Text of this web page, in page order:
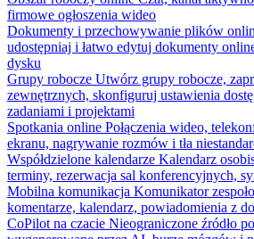
firmowe ogłoszenia wideo
Dokumenty i przechowywanie plików
udostępniaj i łatwo edytuj dokumenty
dysku
Grupy robocze Utwórz grupy robocze,
zewnętrznych, skonfiguruj ustawienia
zadaniami i projektami
Spotkania online Połączenia wideo,
ekranu, nagrywanie rozmów i tła
Współdzielone kalendarze Kalendarz
terminy, rezerwacja sal konferencyjnych,
Mobilna komunikacja Komunikator
komentarze, kalendarz, powiadomienia z
CoPilot na czacie Nieograniczone źródło